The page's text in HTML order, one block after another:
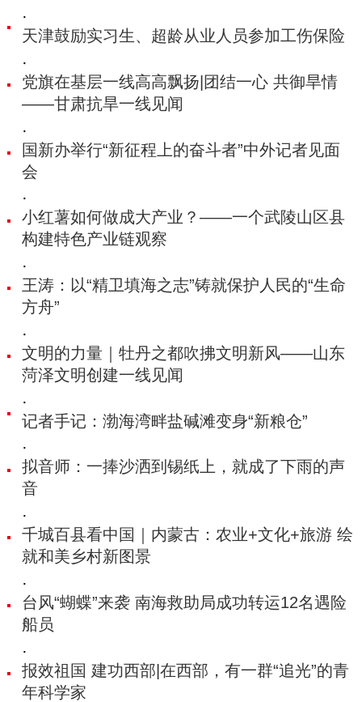
·
天津鼓励实习生、超龄从业人员参加工伤保险
·
党旗在基层一线高高飘扬|团结一心 共御旱情
——甘肃抗旱一线见闻
·
国新办举行“新征程上的奋斗者”中外记者见面
会
·
小红薯如何做成大产业？——一个武陵山区县
构建特色产业链观察
·
王涛：以“精卫填海之志”铸就保护人民的“生命
方舟”
·
文明的力量｜牡丹之都吹拂文明新风——山东
菏泽文明创建一线见闻
·
记者手记：渤海湾畔盐碱滩变身“新粮仓”
·
拟音师：一捧沙洒到锡纸上，就成了下雨的声
音
·
千城百县看中国｜内蒙古：农业+文化+旅游 绘
就和美乡村新图景
·
台风“蝴蝶”来袭 南海救助局成功转运12名遇险
船员
·
报效祖国 建功西部|在西部，有一群“追光”的青
年科学家